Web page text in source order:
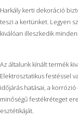
Harkály kerti dekoráció
teszi a kertünket. Legyen
kiválóan illeszkedik
Az általunk kínált termék
Elektrosztatikus festéssel
időjárás hatásai, a
minőségű festékréteget
esztétikáját.